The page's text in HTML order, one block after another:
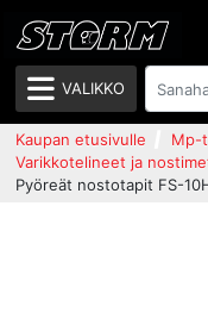
VALIKKO
Kaupan etusivulle Mp-
Varikkotelineet ja
Pyöreät nostotapit FS-